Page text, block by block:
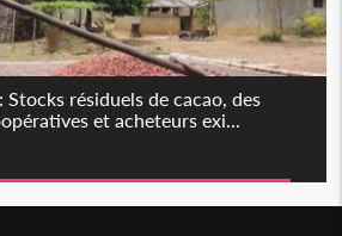
résiduels de cacao, des
et acheteurs exi...